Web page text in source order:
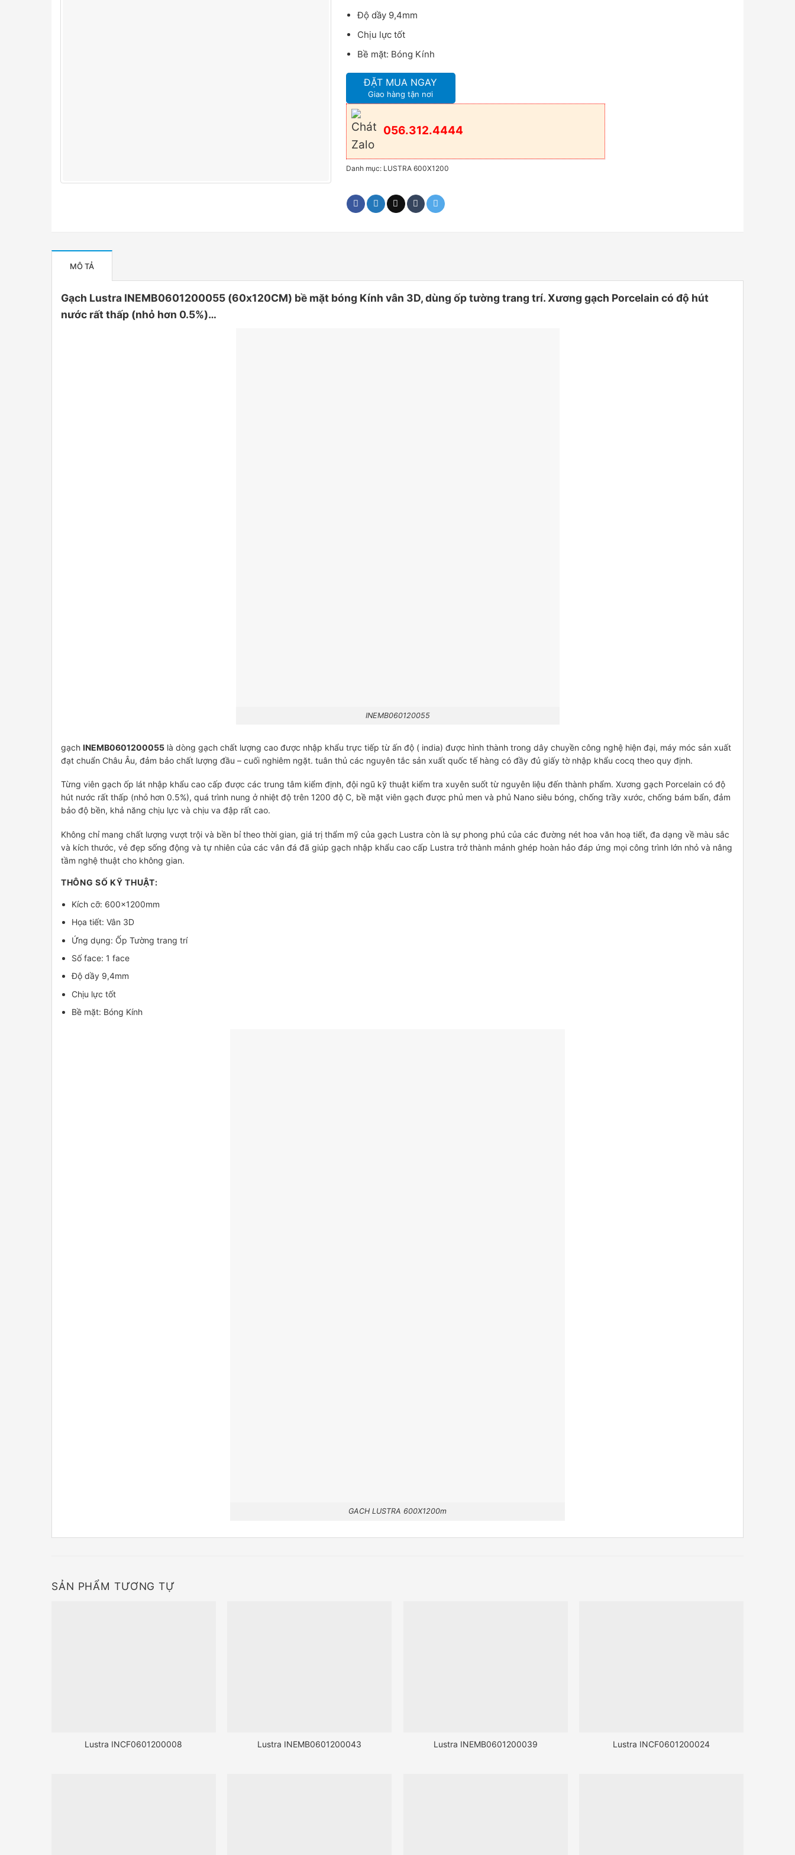
Độ dầy 9,4mm
Chịu lực tốt
Bề mặt: Bóng Kính
ĐẶT MUA NGAY
Giao hàng tận nơi
056.312.4444
Danh mục: LUSTRA 600X1200
MÔ TẢ
Gạch Lustra INEMB0601200055 (60x120CM) bề mặt bóng Kính vân 3D, dùng ốp tường trang trí. Xương gạch Porcelain có độ hút
nước rất thấp (nhỏ hơn 0.5%)…
INEMB060120055
gạch INEMB0601200055 là dòng gạch chất lượng cao được nhập khẩu trực tiếp từ ấn độ ( india) được hình thành trong dây chuyền công nghệ hiện đại, máy móc sản xuất
đạt chuẩn Châu Âu, đảm bảo chất lượng đầu – cuối nghiêm ngặt. tuân thủ các nguyên tắc sản xuất quốc tế hàng có đầy đủ giấy tờ nhập khẩu cocq theo quy định.
Từng viên gạch ốp lát nhập khẩu cao cấp được các trung tâm kiểm định, đội ngũ kỹ thuật kiểm tra xuyên suốt từ nguyên liệu đến thành phẩm. Xương gạch Porcelain có độ
hút nước rất thấp (nhỏ hơn 0.5%), quá trình nung ở nhiệt độ trên 1200 độ C, bề mặt viên gạch được phủ men và phủ Nano siêu bóng, chống trầy xước, chống bám bẩn, đảm
bảo độ bền, khả năng chịu lực và chịu va đập rất cao.
Không chỉ mang chất lượng vượt trội và bền bỉ theo thời gian, giá trị thẩm mỹ của gạch Lustra còn là sự phong phú của các đường nét hoa văn hoạ tiết, đa dạng về màu sắc
và kích thước, vẻ đẹp sống động và tự nhiên của các vân đá đã giúp gạch nhập khẩu cao cấp Lustra trở thành mảnh ghép hoàn hảo đáp ứng mọi công trình lớn nhỏ và nâng
tầm nghệ thuật cho không gian.
THÔNG SỐ KỸ THUẬT:
Kích cỡ: 600x1200mm
Họa tiết: Vân 3D
Ứng dụng: Ốp Tường trang trí
Số face: 1 face
Độ dầy 9,4mm
Chịu lực tốt
Bề mặt: Bóng Kính
GACH LUSTRA 600X1200m
SẢN PHẨM TƯƠNG TỰ
Lustra INCF0601200008 Lustra INEMB0601200043 Lustra INEMB0601200039 Lustra INCF0601200024